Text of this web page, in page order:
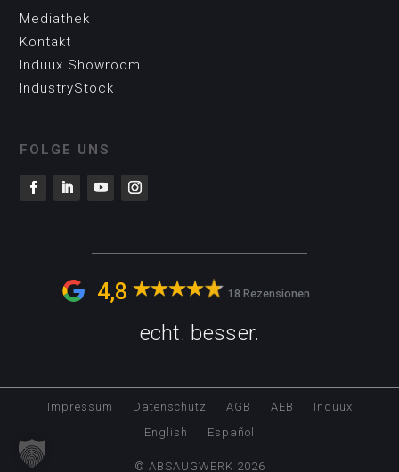
Mediathek
Kontakt
Induux Showroom
IndustryStock
FOLGE UNS
4,8 18 Rezensionen
echt. besser.
Impressum Datenschutz AGB AEB
Induux
English
Español
© ABSAUGWERK 2026